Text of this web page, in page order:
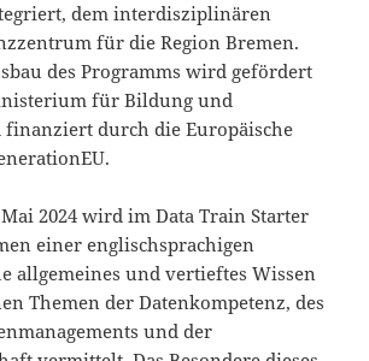
dem interdisziplinären
für die Region Bremen.
des Programms wird gefördert
für Bildung und
finanziert durch die Europäische
2024 wird im Data Train Starter
einer englischsprachigen
allgemeines und vertieftes Wissen
Themen der Datenkompetenz, des
und der